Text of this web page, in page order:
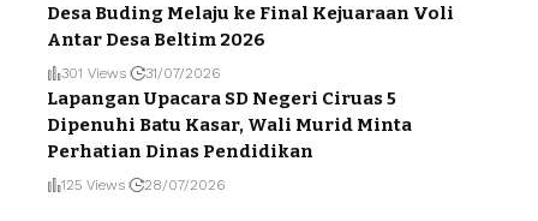
Desa Buding Melaju ke Final Kejuaraan Voli
Antar Desa Beltim 2026
301 Views 31/07/2026
Lapangan Upacara SD Negeri Ciruas 5
Dipenuhi Batu Kasar, Wali Murid Minta
Perhatian Dinas Pendidikan
125 Views 28/07/2026